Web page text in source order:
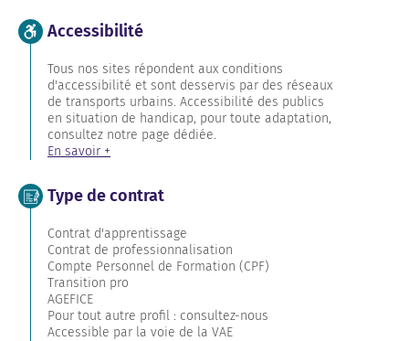
Accessibilité
Tous nos sites répondent aux conditions
d'accessibilité et sont desservis par des réseaux
de transports urbains. Accessibilité des publics
en situation de handicap, pour toute adaptation,
consultez notre page dédiée.
En savoir +
Type de contrat
Contrat d'apprentissage
Contrat de professionnalisation
Compte Personnel de Formation (CPF)
Transition pro
AGEFICE
Pour tout autre profil : consultez-nous
Accessible par la voie de la VAE